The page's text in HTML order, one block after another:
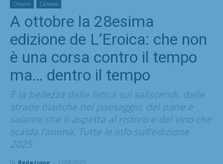
Chianti Ciclismo
A ottobre la 28esima
edizione de L’Eroica: che non
è una corsa contro il tempo
ma… dentro il tempo
È la bellezza della fatica sui saliscendi, delle
strade bianche nel paesaggio, del pane e
salame che ti aspetta al ristoro e del vino che
scalda l’anima. Tutte le info sull'edizione
2025
Di Redazione - 17/08/2025